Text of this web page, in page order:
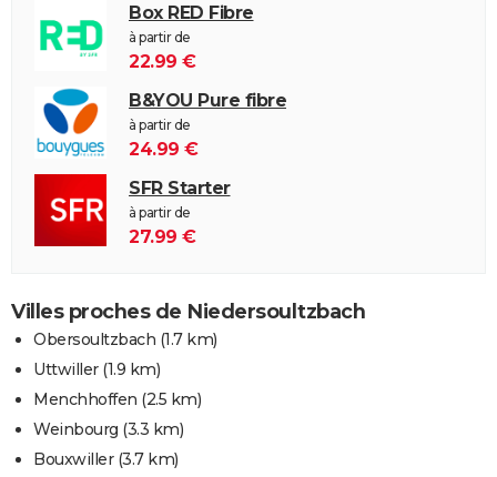
Box RED Fibre
à partir de
22.99 €
B&YOU Pure fibre
à partir de
24.99 €
SFR Starter
à partir de
27.99 €
Villes proches de Niedersoultzbach
Obersoultzbach (1.7 km)
Uttwiller(1.9 km)
Menchhoffen (2.5 km)
Weinbourg (3.3 km)
Bouxwiller(3.7 km)